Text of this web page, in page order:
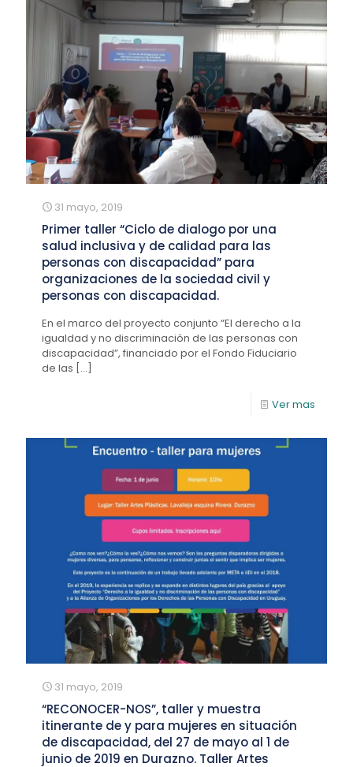
31 mayo, 2019
Primer taller “Ciclo de dialogo por una
salud inclusiva y de calidad para las
personas con discapacidad” para
organizaciones de la sociedad civil y
personas con discapacidad.
En el marco del proyecto conjunto “El derecho a la
igualdad y no discriminación de las personas con
discapacidad”, financiado por el Fondo Fiduciario
de las […]
Ver mas
31 mayo, 2019
“RECONOCER-NOS”, taller y muestra
itinerante de y para mujeres en situación
de discapacidad, del 27 de mayo al 1 de
junio de 2019 en Durazno. Taller Artes